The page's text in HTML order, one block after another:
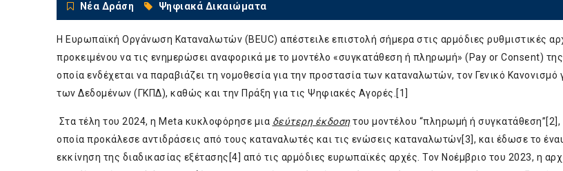
Νέα Δράση Ψηφιακά Δικαιώματα
Η Ευρωπαϊκή Οργάνωση Καταναλωτών (BEUC) απέστειλε επιστολή σήμερα στις αρμόδιες ρυθμιστικές
προκειμένου να τις ενημερώσει αναφορικά με το μοντέλο «συγκατάθεση ή πληρωμή» (Pay or Consent)
οποία ενδέχεται να παραβιάζει τη νομοθεσία για την προστασία των καταναλωτών, τον Γενικό Κανονισμό
των Δεδομένων (ΓΚΠΔ), καθώς και την Πράξη για τις Ψηφιακές Αγορές. [1]
Στα τέλη του 2024, η Meta κυκλοφόρησε μια δεύτερη έκδοσητου μοντέλου “πληρωμή ή συγκατάθεση”[2],
οποία προκάλεσε αντιδράσεις από τους καταναλωτές και τις ενώσεις καταναλωτών[3], και έδωσε το
εκκίνηση της διαδικασίας εξέτασης [4] από τις αρμόδιες ευρωπαϊκές αρχές. Τον Νοέμβριο του 2023, η